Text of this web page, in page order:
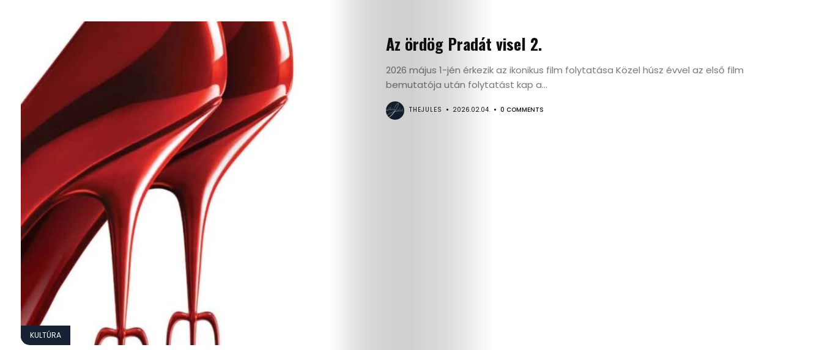
Kultúra
Gasztró
Interjú
Címlapsztorik
KULTÚRA
Az ördög Pradát visel 2.
2026 május 1-jén érkezik az ikonikus film folytatása Közel húsz évvel az első film
bemutatója után folytatást kap a...
THEJULES 2026.02.04. 0 COMMENTS